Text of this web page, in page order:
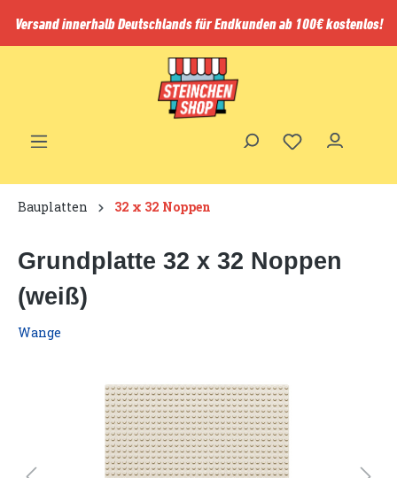
springen
Versand innerhalb Deutschlands für Endkunden ab 100€ kostenlos!
Bauplatten 32 x 32 Noppen
Grundplatte 32 x 32 Noppen
(weiß)
Wange